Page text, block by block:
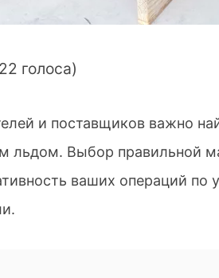
голоса)
и поставщиков важно
льдом. Выбор правильной
ваших операций